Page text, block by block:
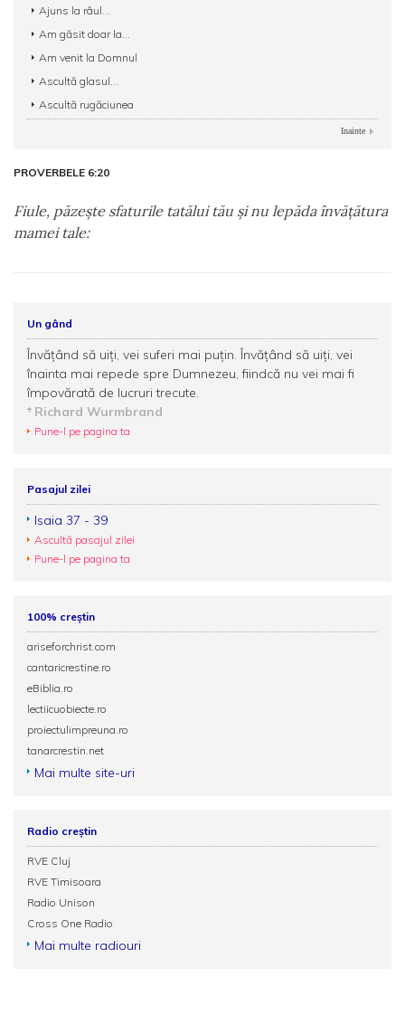
Ajuns la râul...
Am găsit doar la...
Am venit la Domnul
Ascultă glasul...
Ascultă rugăciunea
Inainte
PROVERBELE 6:20
Fiule, păzeşte sfaturile tatălui tău şi nu lepăda învăţătura
mamei tale:
Un gând
Învăţând să uiţi, vei suferi mai puţin. Învăţând să uiţi, vei
înainta mai repede spre Dumnezeu, fiindcă nu vei mai fi
împovărată de lucruri trecute.
Richard Wurmbrand
Pune-l pe pagina ta
Pasajul zilei
Isaia 37 - 39
Ascultă pasajul zilei
Pune-l pe pagina ta
100% creștin
ariseforchrist.com
cantaricrestine.ro
eBiblia.ro
lectiicuobiecte.ro
proiectulimpreuna.ro
tanarcrestin.net
Mai multe site-uri
Radio creștin
RVE Cluj
RVE Timisoara
Radio Unison
Cross One Radio
Mai multe radiouri